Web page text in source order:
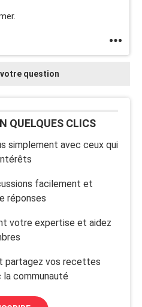
votre question
QUELQUES CLICS
simplement avec ceux qui
facilement et
réponses
votre expertise et aidez
partagez vos recettes
communauté